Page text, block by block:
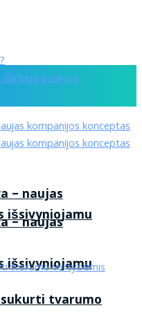
paskyrą
– naujas
išsivyniojamu
– naujas
išsivyniojamu
tvarumo